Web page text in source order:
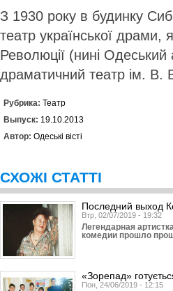
З 1930 року в будинку
театр української драми,
Революції (нині Одеський
драматичний театр ім. В.
Рубрика: Театр
Выпуск: 19.10.2013
Автор: Одеські вісті
СХОЖІ СТАТТІ
Последний выход
Втр, 02/07/2019 - 19:32
Легендарная
комедии прошло
«Зорепад»
Пон, 24/06/2019 - 12:15